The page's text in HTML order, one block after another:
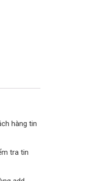
hàng tin
tra tin